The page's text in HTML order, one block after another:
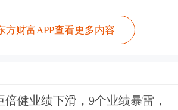
性机遇。投资新质生产力
的时代使命，也是获取长
重要路径。
要核心禀赋是‘长久期’蓄
方财富APP查看更多内容
健业绩下滑，9个业绩暴雷，